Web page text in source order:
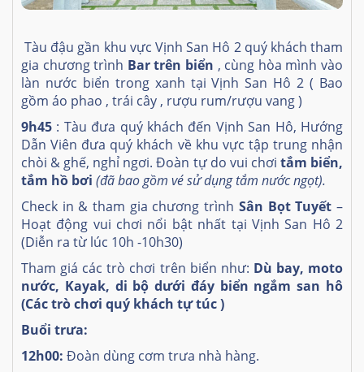
Tàu đậu gần khu vực Vịnh San Hô 2 quý khách tham
gia chương trình Bar trên biển , cùng hòa mình vào
làn nước biển trong xanh tại Vịnh San Hô 2 ( Bao
gồm áo phao , trái cây , rượu rum/rượu vang )
9h45 : Tàu đưa quý khách đến Vịnh San Hô, Hướng
Dẫn Viên đưa quý khách về khu vực tập trung nhận
chòi & ghế, nghỉ ngơi. Đoàn tự do vui chơi tắm biển,
tắm hồ bơi (đã bao gồm vé sử dụng tắm nước ngọt).
Check in & tham gia chương trình Sân Bọt Tuyết –
Hoạt động vui chơi nổi bật nhất tại Vịnh San Hô 2
(Diễn ra từ lúc 10h -10h30)
Tham giá các trò chơi trên biển như: Dù bay, moto
nước, Kayak, di bộ dưới đáy biển ngắm san hô
(Các trò chơi quý khách tự túc )
Buổi trưa:
12h00: Đoàn dùng cơm trưa nhà hàng.